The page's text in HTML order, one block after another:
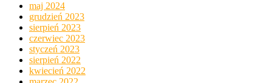
maj 2024
grudzień 2023
sierpień 2023
czerwiec 2023
styczeń 2023
sierpień 2022
kwiecień 2022